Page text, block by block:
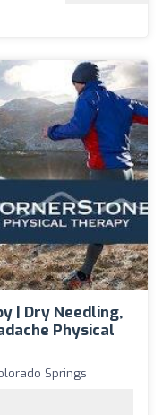
| Dry Needling,
Physical
Springs